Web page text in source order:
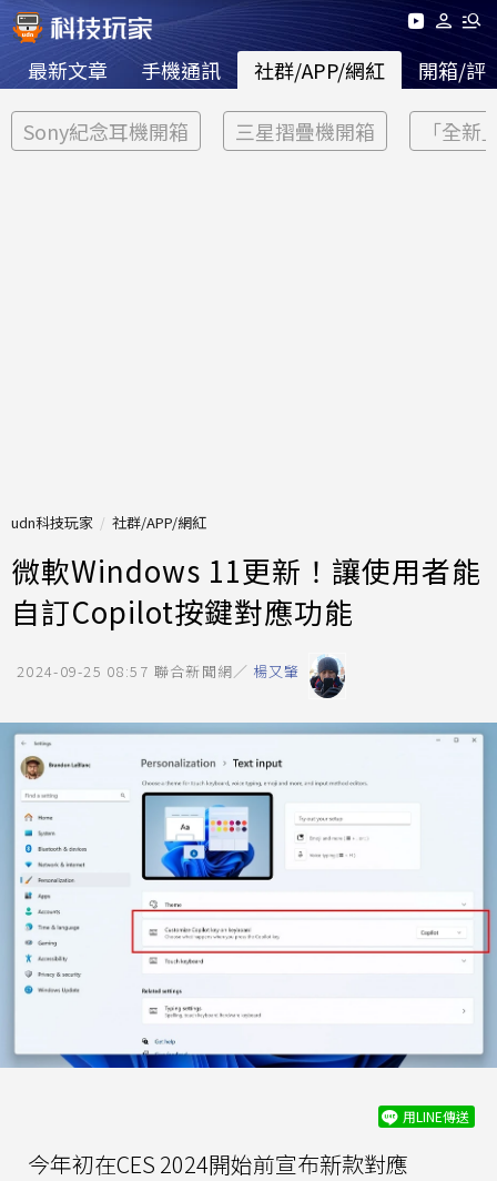
最新文章 手機通訊 社群/APP/網紅 開箱/評
Sony紀念耳機開箱 三星摺疊機開箱 「全新
udn科技玩家 社群/APP/網紅
微軟Windows 11更新！讓使用者能
自訂Copilot按鍵對應功能
2024-09-25 08:57 聯合新聞網／ 楊又肇
用LINE傳送
今年初在CES 2024開始前宣布新款對應